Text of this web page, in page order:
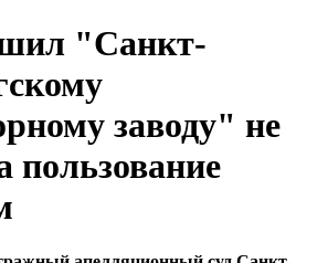
"Санкт-
заводу" не
пользование